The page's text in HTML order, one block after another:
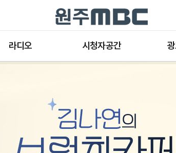
라디오 시청자공간
고충처리인
편성규약